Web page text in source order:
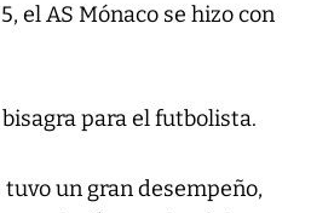
el AS Mónaco se hizo con
para el futbolista.
un gran desempeño,